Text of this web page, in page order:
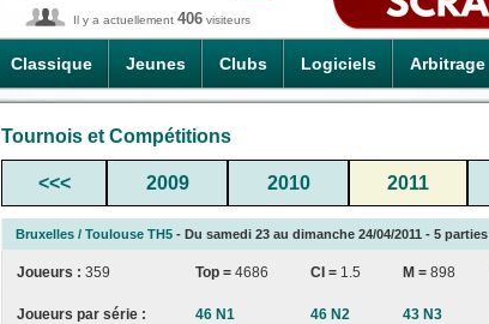
Classique Jeunes Clubs Logiciels Arbitrage
Il y a actuellement 406 visiteurs
Tournois et Compétitions
<<< 2009 2010 2011
Bruxelles / Toulouse TH5 - Du samedi 23 au dimanche 24/04/2011 - 5 parties
Joueurs : 359 Top = 4686 CI = 1.5 M = 898
Joueurs par série : 46 N1 46 N2 43 N3